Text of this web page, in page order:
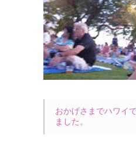
おかげさまでハワイ
ました。